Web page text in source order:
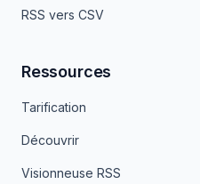
RSS vers CSV
Ressources
Tarification
Découvrir
Visionneuse RSS